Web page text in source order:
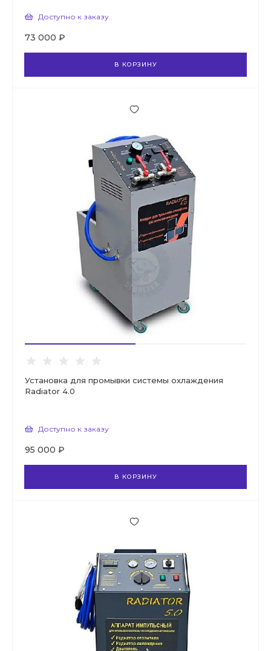
Доступно к заказу
73 000 ₽
В КОРЗИНУ
Установка для промывки системы охлаждения
Radiator 4.0
Доступно к заказу
95 000 ₽
В КОРЗИНУ